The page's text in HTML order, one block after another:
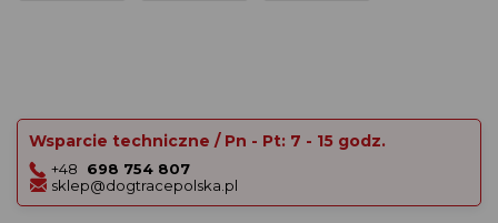
Wsparcie techniczne / Pn - Pt: 7 - 15 godz.
+48
698 754 807
sklep@dogtracepolska.pl